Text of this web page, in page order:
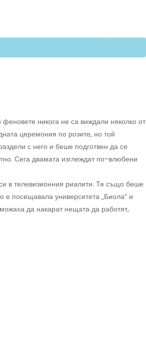
феновете никога не са виждали няколко от
церемония по розите, но той
с него и беше подготвен да се
Сега двамата изглеждат по-влюбени
в телевизионния риалити. Тя също беше
е посещавала университета „Биола“ и
да накарат нещата да работят,